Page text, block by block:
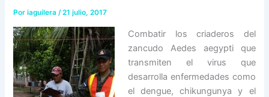
Poriaguilera/21 julio, 2017
Combatir los criaderos del
zancudo Aedes aegypti que
transmiten el virus que
desarrolla enfermedades como
el dengue, chikungunya y el